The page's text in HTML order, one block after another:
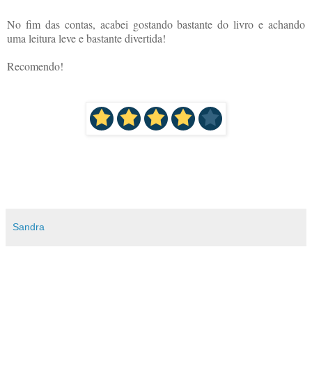
No fim das contas, acabei gostando bastante do livro e achando
uma leitura leve e bastante divertida!
Recomendo!
Sandra